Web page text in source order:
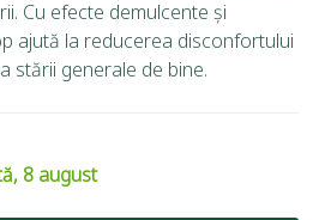
Cu efecte demulcente și
ajută la reducerea disconfortului
stării generale de bine.
8 august